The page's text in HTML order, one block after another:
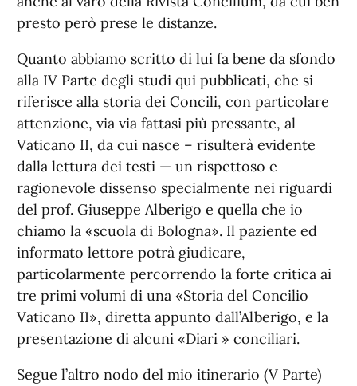
presto però prese le distanze.
Quanto abbiamo scritto di lui fa bene da sfondo
alla IV Parte degli studi qui pubblicati, che si
riferisce alla storia dei Concili, con particolare
attenzione, via via fattasi più pressante, al
Vaticano II, da cui nasce – risulterà evidente
dalla lettura dei testi — un rispettoso e
ragionevole dissenso specialmente nei riguardi
del prof. Giuseppe Alberigo e quella che io
chiamo la «scuola di Bologna». Il paziente ed
informato lettore potrà giudicare,
particolarmente percorrendo la forte critica ai
tre primi volumi di una «Storia del Concilio
Vaticano II», diretta appunto dall’Alberigo, e la
presentazione di alcuni «Diari » conciliari.
Segue l’altro nodo del mio itinerario (V Parte)